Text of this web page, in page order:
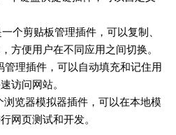
个剪贴板管理插件，可以复制、
方便用户在不同应用之间切换。
管理插件，可以自动填充和记住用
访问网站。
浏览器模拟器插件，可以在本地模
网页测试和开发。